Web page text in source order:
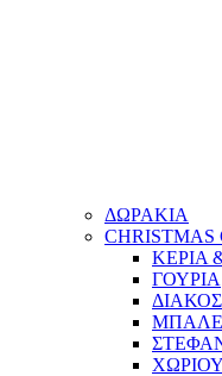
ΔΩΡΑΚΙΑ
CHRISTMAS
ΚΕΡΙΑ
ΓΟΥΡΙΑ